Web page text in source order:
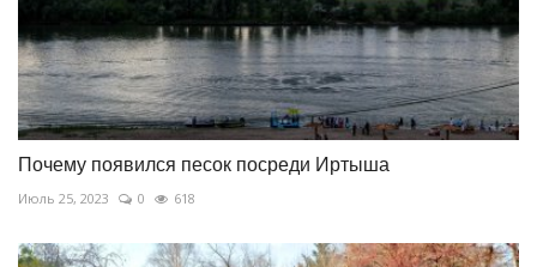
Почему появился песок посреди Иртыша
Июль 25, 2023 0 618